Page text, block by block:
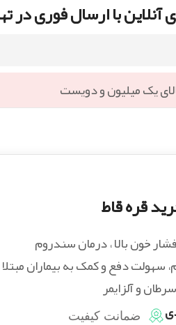
آنلاین با ارسال فوری در
یک میلیون و دویست
قره قاط
خون بالا ، درمان سندروم
سهولت دفع و کمک به بیماران مبتلا
و آلزایمر
ضمانت کیفیت